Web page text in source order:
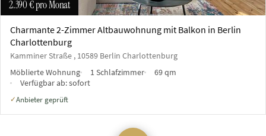
2.390 €pro Monat
Charmante 2-Zimmer Altbauwohnung mit Balkon in Berlin
Charlottenburg
Kamminer Straße , 10589 Berlin Charlottenburg
Möblierte Wohnung
1 Schlafzimmer
69 qm
Verfügbar ab:sofort
✓Anbieter geprüft